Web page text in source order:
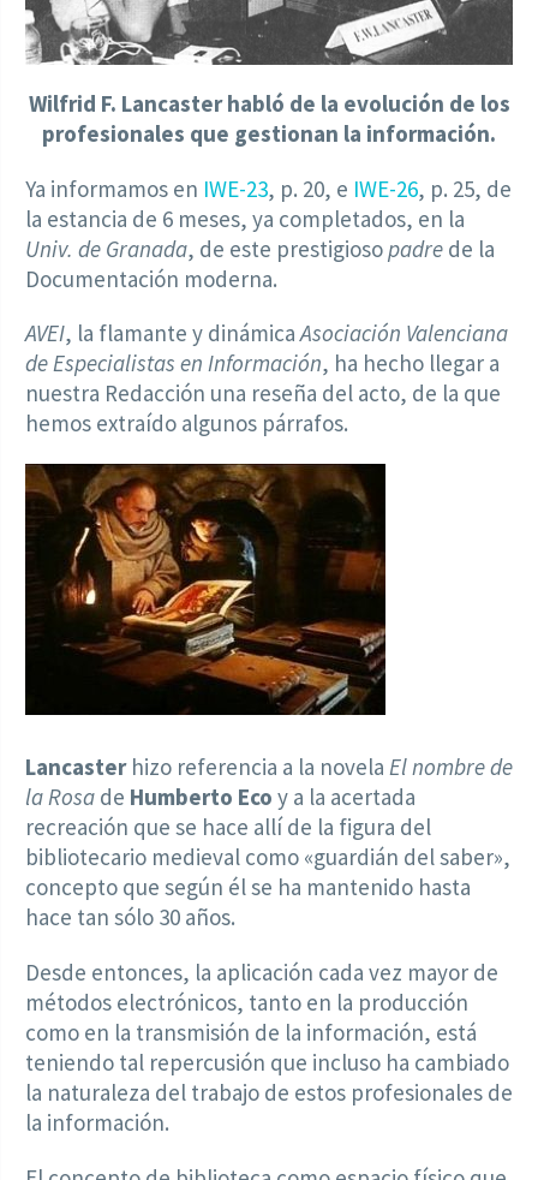
Wilfrid F. Lancaster habló de la evolución de los
profesionales que gestionan la información.
Ya informamos en IWE-23, p. 20, e IWE-26, p. 25, de
la estancia de 6 meses, ya completados, en la
Univ. de Granada, de este prestigiosopadre de la
Documentación moderna.
AVEI, la flamante y dinámicaAsociación Valenciana
de Especialistas en Información, ha hecho llegar a
nuestra Redacción una reseña del acto, de la que
hemos extraído algunos párrafos.
Lancasterhizo referencia a la novela El nombre de
la Rosa de Humberto Eco y a la acertada
recreación que se hace allí de la figura del
bibliotecario medieval como «guardián del saber»,
concepto que según él se ha mantenido hasta
hace tan sólo 30 años.
Desde entonces, la aplicación cada vez mayor de
métodos electrónicos, tanto en la producción
como en la transmisión de la información, está
teniendo tal repercusión que incluso ha cambiado
la naturaleza del trabajo de estos profesionales de
la información.